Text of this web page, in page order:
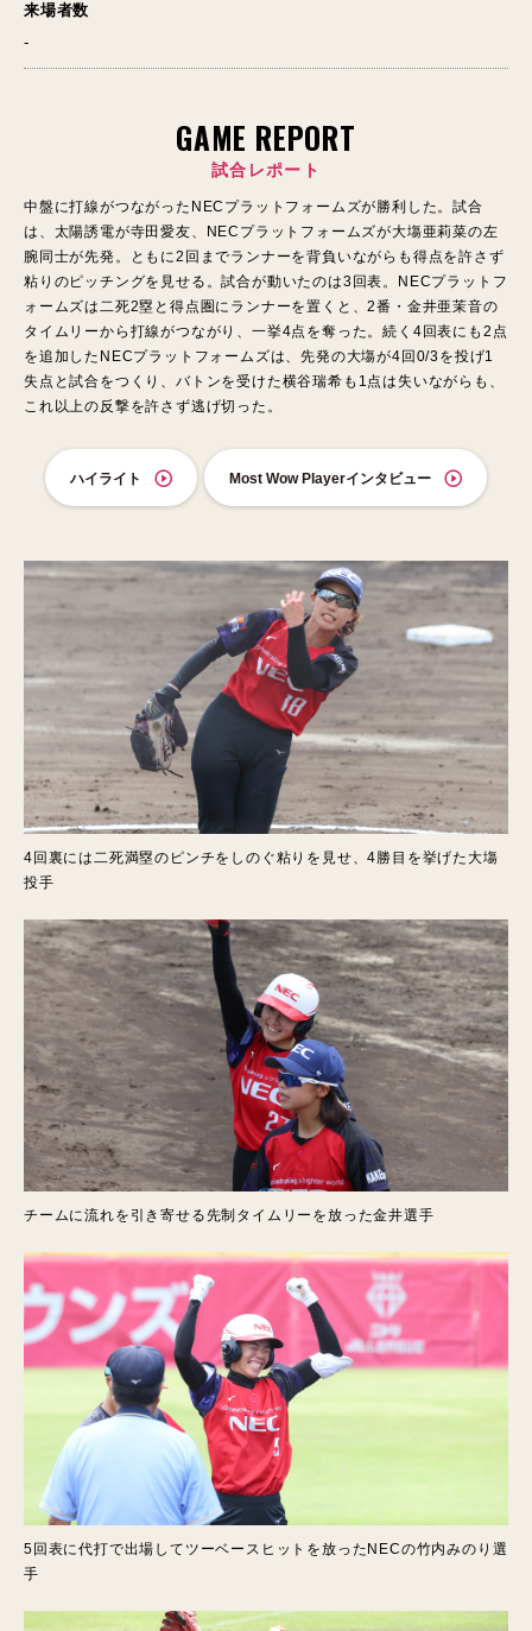
来場者数
-
GAME REPORT
試合レポート
中盤に打線がつながったNECプラットフォームズが勝利した。試合
は、太陽誘電が寺田愛友、NECプラットフォームズが大塲亜莉菜の左
腕同士が先発。ともに2回までランナーを背負いながらも得点を許さず
粘りのピッチングを見せる。試合が動いたのは3回表。NECプラットフ
ォームズは二死2塁と得点圏にランナーを置くと、2番・金井亜茉音の
タイムリーから打線がつながり、一挙4点を奪った。続く4回表にも2点
を追加したNECプラットフォームズは、先発の大塲が4回0/3を投げ1
失点と試合をつくり、バトンを受けた横谷瑞希も1点は失いながらも、
これ以上の反撃を許さず逃げ切った。
ハイライト Most Wow Playerインタビュー
4回裏には二死満塁のピンチをしのぐ粘りを見せ、4勝目を挙げた大塲
投手
チームに流れを引き寄せる先制タイムリーを放った金井選手
5回表に代打で出場してツーベースヒットを放ったNECの竹内みのり選
手